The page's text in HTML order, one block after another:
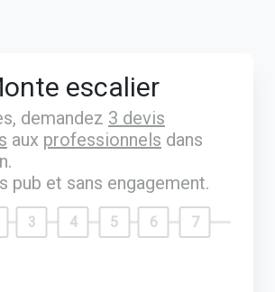
escalier
demandez 3 devis
aux professionnels dans
pub et sans engagement.
3 4 5 6 7